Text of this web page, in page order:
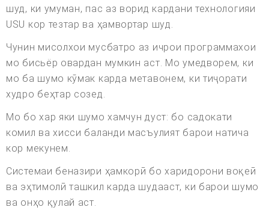
шуд, ки умуман, пас аз ворид кардани технологияи
USU кор тезтар ва ҳамвортар шуд.
Чунин мисолхои мусбатро аз ичрои программахои
мо бисьёр овардан мумкин аст. Мо умедворем, ки
мо ба шумо кӯмак карда метавонем, ки тиҷорати
худро беҳтар созед.
Мо бо хар яки шумо хамчун дуст: бо садокати
комил ва хисси баланди масъулият барои натича
кор мекунем.
Системаи беназири ҳамкорӣ бо харидорони воқеӣ
ва эҳтимолӣ ташкил карда шудааст, ки барои шумо
ва онҳо қулай аст.